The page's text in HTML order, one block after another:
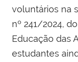
voluntários na
nº 241/2024,
Educação das
estudantes